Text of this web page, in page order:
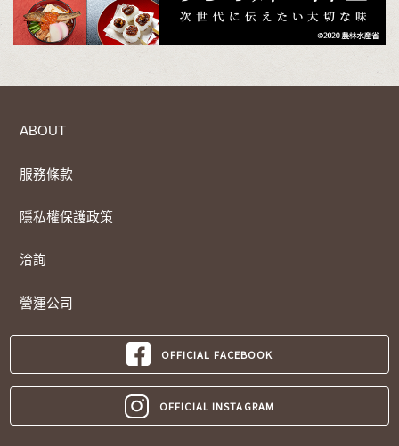
ABOUT
服務條款
隱私權保護政策
洽詢
營運公司
OFFICIAL FACEBOOK
OFFICIAL INSTAGRAM